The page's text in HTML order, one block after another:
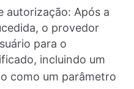
autorização: Após a
o provedor
para o
incluindo um
como um parâmetro